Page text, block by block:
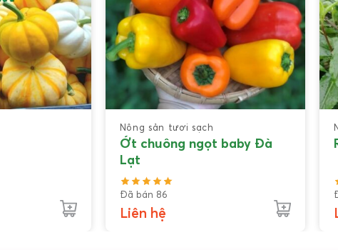
Nông sản tươi sạch
Ớt chuông ngọt baby Đà
Lạt
Đã bán 86
Liên hệ